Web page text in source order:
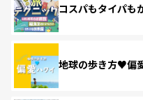
コスパもタイパも
地球の歩き方♥偏